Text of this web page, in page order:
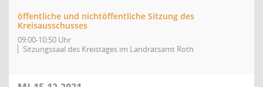
öffentliche und nichtöffentliche Sitzung des
Kreisausschusses
09:00-10:50 Uhr
Sitzungssaal des Kreistages im Landratsamt Roth